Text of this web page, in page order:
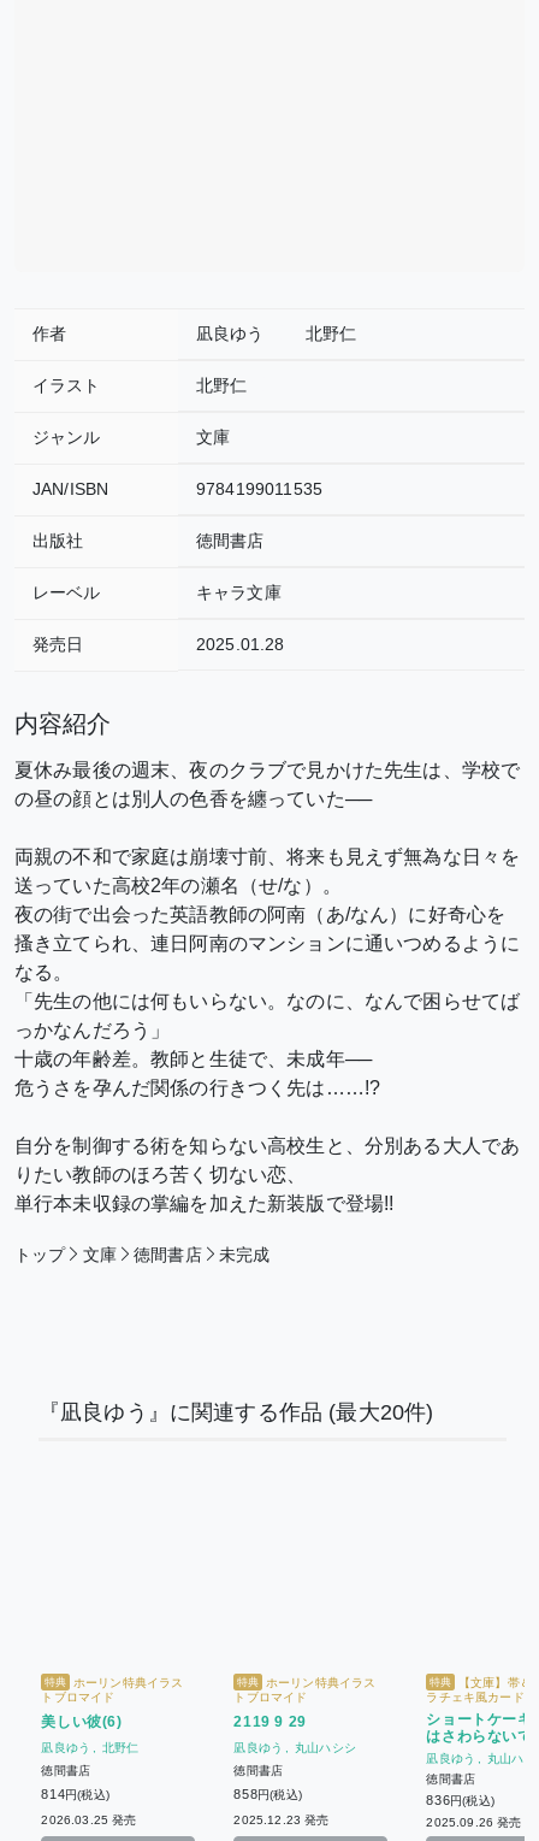
作者 凪良ゆう 北野仁
イラスト 北野仁
ジャンル 文庫
JAN/ISBN 9784199011535
出版社 徳間書店
レーベル キャラ文庫
発売日 2025.01.28
内容紹介
夏休み最後の週末、夜のクラブで見かけた先生は、 学校で
の昼の顔とは別人の色香を纏っていた──
両親の不和で家庭は崩壊寸前、将来も見えず無為な日々を
送っていた高校2年の瀬名（せ/な）。
夜の街で出会った英語教師の阿南（あ/なん）に好奇心を
搔き立てられ、連日阿南のマンションに通いつめるように
なる。
「先生の他には何もいらない。なのに、 なんで困らせてば
っかなんだろう」
十歳の年齢差。教師と生徒で、未成年──
危うさを孕んだ関係の行きつく先は……!?
自分を制御する術を知らない高校生と、 分別ある大人であ
りたい教師のほろ苦く切ない恋、
単行本未収録の掌編を加えた新装版で登場!!
トップ 文庫 徳間書店 未完成
『凪良ゆう』に関連する作品 (最大20件)
特典
ホーリン特典イラス
トブロマイド
美しい彼(6)
凪良ゆう
北野仁
徳間書店
814円(税込)
2026.03.25 発売
特典
ホーリン特典イラス
トブロマイド
2119 9 29
凪良ゆう
丸山ハシシ
徳間書店
858円(税込)
2025.12.23 発売
特典
【文庫】帯＆
ラチェキ風カード
バースデーフェア
ホーリン特典イラス
マイド
ショートケーキ
はさわらないで
凪良ゆう
丸山ハシ
徳間書店
836円(税込)
2025.09.26 発売